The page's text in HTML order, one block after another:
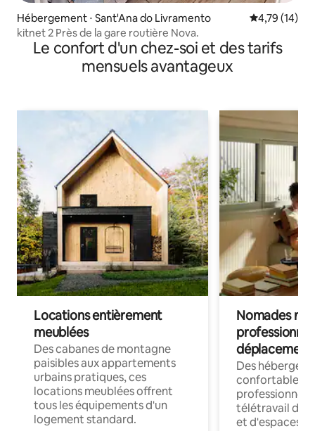
Hébergement ⋅ Sant'Ana do Livramento Évaluation
4,79 (14)
kitnet 2 Près de la gare routière Nova.
Le confort d'un chez-soi et des tarifs
mensuels avantageux
Locations entièrement
meublées
Des cabanes de montagne
paisibles aux appartements
urbains pratiques, ces
locations meublées offrent
tous les équipements d'un
logement standard.
Nomades
déplacement
Des
confortables
professionnels
télétravail
et d'espaces